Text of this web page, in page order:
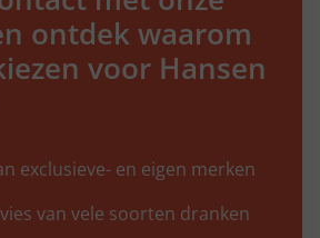
ontdek waarom
voor Hansen
exclusieve- en eigen merken
van vele soorten dranken